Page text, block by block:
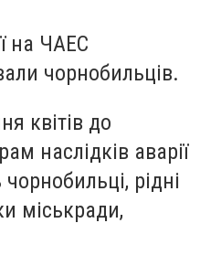
на ЧАЕС
чорнобильців.
квітів до
наслідків аварії
рідні
міськради,